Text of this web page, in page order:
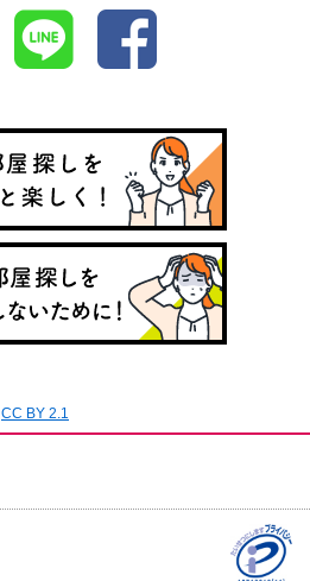
CC BY 2.1